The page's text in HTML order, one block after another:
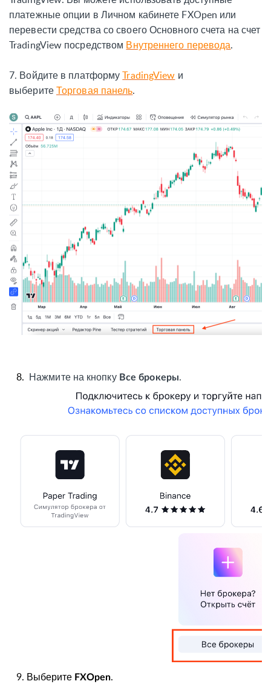
платежные опции в Личном кабинете FXOpen или
перевести средства со своего Основного счета на счет
TradingView посредством Внутреннего перевода.
7. Войдите в платформуTradingView и
выберитеТорговая панель.
8. Нажмите на кнопку Все брокеры.
9. Выберите FXOpen.